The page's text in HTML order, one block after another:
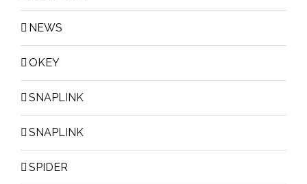
NEWS
OKEY
SNAPLINK
SNAPLINK
SPIDER